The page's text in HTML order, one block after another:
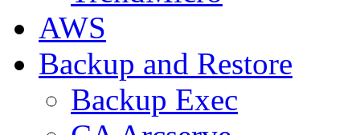
AWS
Backup and Restore
Backup Exec